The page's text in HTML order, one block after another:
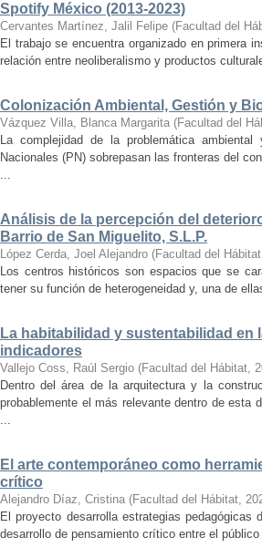
Spotify México (2013-2023)
Cervantes Martínez, Jalil Felipe (Facultad del
El trabajo se encuentra organizado en primera
relación entre neoliberalismo y productos
Colonización Ambiental, Gestión y
Vázquez Villa, Blanca Margarita (Facultad del
La complejidad de la problemática
Nacionales (PN) sobrepasan las fronteras del
...
Análisis de la percepción del
Barrio de San Miguelito, S.L.P.
López Cerda, Joel Alejandro (Facultad del Hábitat
Los centros históricos son espacios que se
tener su función de heterogeneidad y, una de
La habitabilidad y sustentabilidad
indicadores
Vallejo Coss, Raúl Sergio (Facultad del Hábitat,
Dentro del área de la arquitectura y la
probablemente el más relevante dentro de esta
...
El arte contemporáneo como
crítico
Alejandro Díaz, Cristina (Facultad del Hábitat,
El proyecto desarrolla estrategias
desarrollo de pensamiento crítico entre el